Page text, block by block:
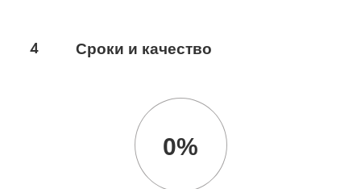
4 Сроки и качество
0%